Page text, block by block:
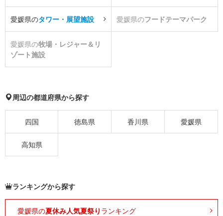
愛媛県のタワー・展望施設 愛媛県のフードテーマパーク
愛媛県の牧場・レジャー＆リ
ゾート施設
周辺の都道府県から探す
四国 徳島県 香川県 愛媛県
高知県
ランキングから探す
愛媛県の夏休み人気夏祭り ランキング